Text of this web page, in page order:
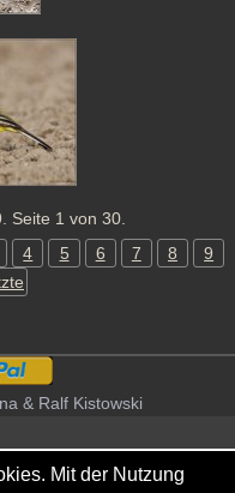
Seite 1 von 30.
4 5 6 7 8
9
& Ralf Kistowski
Mit der Nutzung